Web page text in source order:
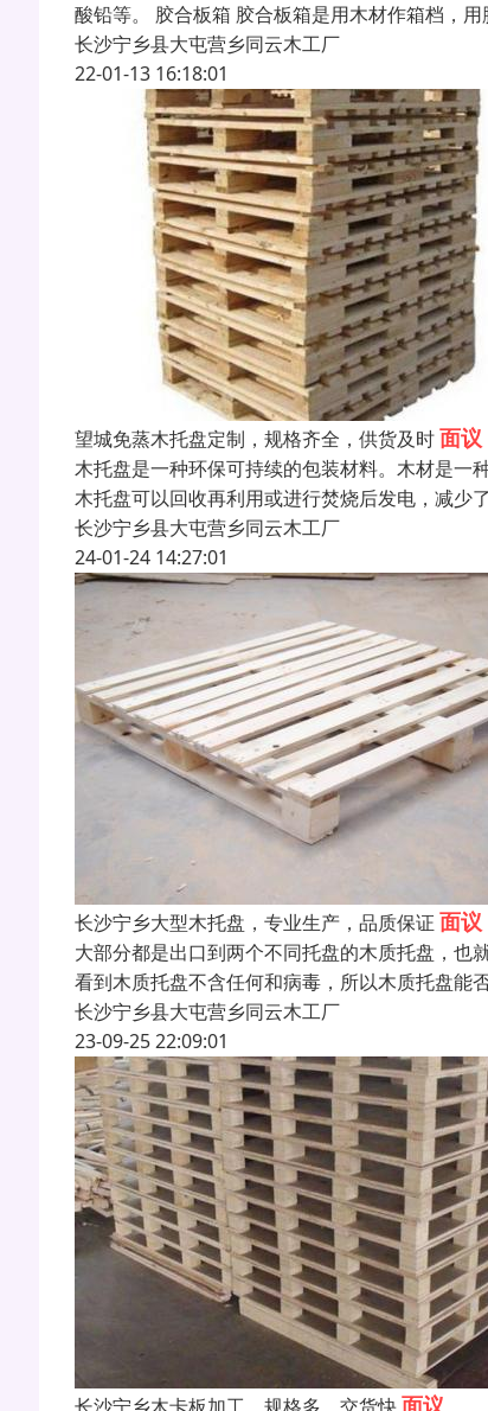
酸铅等。 胶合板箱 胶合板箱是用木材作箱档，
长沙宁乡县大屯营乡同云木工厂
22-01-13 16:18:01
望城免蒸木托盘定制，规格齐全，供货及时面议
木托盘是一种环保可持续的包装材料。木材是一
木托盘可以回收再利用或进行焚烧后发电，减少
长沙宁乡县大屯营乡同云木工厂
24-01-24 14:27:01
长沙宁乡大型木托盘，专业生产，品质保证 面议
大部分都是出口到两个不同托盘的木质托盘，也
看到木质托盘不含任何和病毒，所以木质托盘能
长沙宁乡县大屯营乡同云木工厂
23-09-25 22:09:01
面议